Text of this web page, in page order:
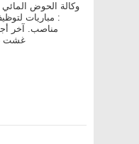
وكالة الحوض
غشت 2026